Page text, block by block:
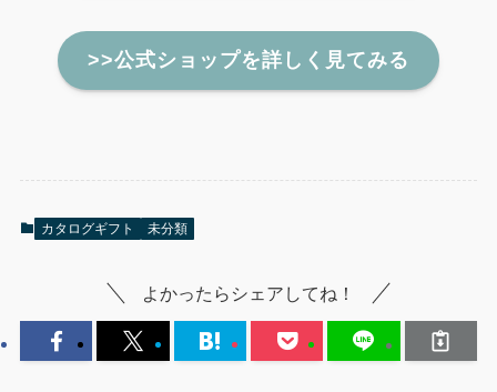
>>公式ショップを詳しく見てみる
カタログギフト 未分類
よかったらシェアしてね！